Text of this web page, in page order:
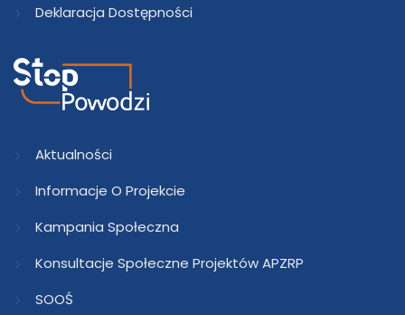
Deklaracja Dostępności
Aktualności
Informacje O Projekcie
Kampania Społeczna
Konsultacje Społeczne Projektów APZRP
SOOŚ